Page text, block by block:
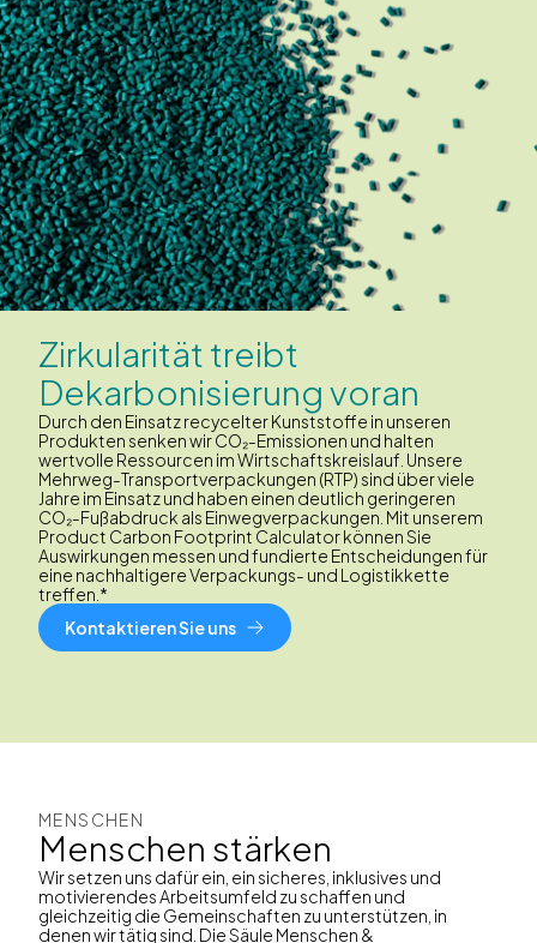
Zirkularität treibt
Dekarbonisierung voran
Durch den Einsatz recycelter Kunststoffe in unseren
Produkten senken wir CO₂-Emissionen und halten
wertvolle Ressourcen im Wirtschaftskreislauf. Unsere
Mehrweg-Transportverpackungen (RTP) sind über viele
Jahre im Einsatz und haben einen deutlich geringeren
CO₂-Fußabdruck als Einwegverpackungen. Mit unserem
Product Carbon Footprint Calculator können Sie
Auswirkungen messen und fundierte Entscheidungen für
eine nachhaltigere Verpackungs- und Logistikkette
treffen.*
Kontaktieren Sie uns
MENSCHEN
Menschen stärken
Wir setzen uns dafür ein, ein sicheres, inklusives und
motivierendes Arbeitsumfeld zu schaffen und
gleichzeitig die Gemeinschaften zu unterstützen, in
denen wir tätig sind. Die Säule Menschen &